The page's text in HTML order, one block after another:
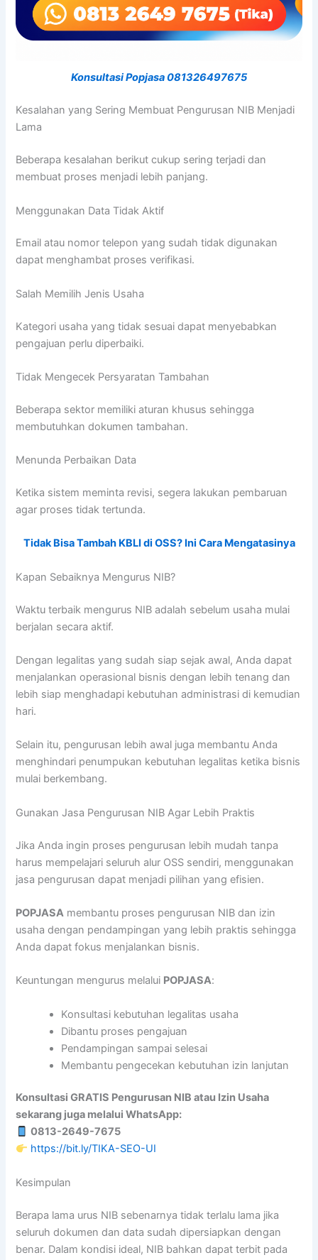
Konsultasi Popjasa 081326497675
Kesalahan yang Sering Membuat Pengurusan NIB Menjadi
Lama
Beberapa kesalahan berikut cukup sering terjadi dan
membuat proses menjadi lebih panjang.
Menggunakan Data Tidak Aktif
Email atau nomor telepon yang sudah tidak digunakan
dapat menghambat proses verifikasi.
Salah Memilih Jenis Usaha
Kategori usaha yang tidak sesuai dapat menyebabkan
pengajuan perlu diperbaiki.
Tidak Mengecek Persyaratan Tambahan
Beberapa sektor memiliki aturan khusus sehingga
membutuhkan dokumen tambahan.
Menunda Perbaikan Data
Ketika sistem meminta revisi, segera lakukan pembaruan
agar proses tidak tertunda.
Tidak Bisa Tambah KBLI di OSS? Ini Cara Mengatasinya
Kapan Sebaiknya Mengurus NIB?
Waktu terbaik mengurus NIB adalah sebelum usaha mulai
berjalan secara aktif.
Dengan legalitas yang sudah siap sejak awal, Anda dapat
menjalankan operasional bisnis dengan lebih tenang dan
lebih siap menghadapi kebutuhan administrasi di kemudian
hari.
Selain itu, pengurusan lebih awal juga membantu Anda
menghindari penumpukan kebutuhan legalitas ketika bisnis
mulai berkembang.
Gunakan Jasa Pengurusan NIB Agar Lebih Praktis
Jika Anda ingin proses pengurusan lebih mudah tanpa
harus mempelajari seluruh alur OSS sendiri, menggunakan
jasa pengurusan dapat menjadi pilihan yang efisien.
POPJASA membantu proses pengurusan NIB dan izin
usaha dengan pendampingan yang lebih praktis sehingga
Anda dapat fokus menjalankan bisnis.
Keuntungan mengurus melalui POPJASA:
Konsultasi kebutuhan legalitas usaha
Dibantu proses pengajuan
Pendampingan sampai selesai
Membantu pengecekan kebutuhan izin lanjutan
Konsultasi GRATIS Pengurusan NIB atau Izin Usaha
sekarang juga melalui WhatsApp:
0813-2649-7675
https://bit.ly/TIKA-SEO-UI
Kesimpulan
Berapa lama urus NIB sebenarnya tidak terlalu lama jika
seluruh dokumen dan data sudah dipersiapkan dengan
benar. Dalam kondisi ideal, NIB bahkan dapat terbit pada